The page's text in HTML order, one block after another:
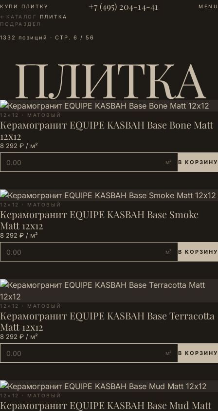
КУПИ ПЛИТКУ +7 (495) 204-14-41
MENU
← КАТАЛОГ · ПЛИТКА
ПОДРАЗДЕЛ
1332 позиций · СТР. 6 / 56
ПЛИТКА
12×12 · МАТОВЫЙ
Керамогранит EQUIPE KASBAH Base Bone Matt
12х12
8 292 ₽ / м²
м² В КОРЗИНУ
12×12 · МАТОВЫЙ
Керамогранит EQUIPE KASBAH Base Smoke
Matt 12х12
8 292 ₽ / м²
м² В КОРЗИНУ
12×12 · МАТОВЫЙ
Керамогранит EQUIPE KASBAH Base Terracotta
Matt 12х12
8 292 ₽ / м²
м² В КОРЗИНУ
12×12 · МАТОВЫЙ
Керамогранит EQUIPE KASBAH Base Mud Matt